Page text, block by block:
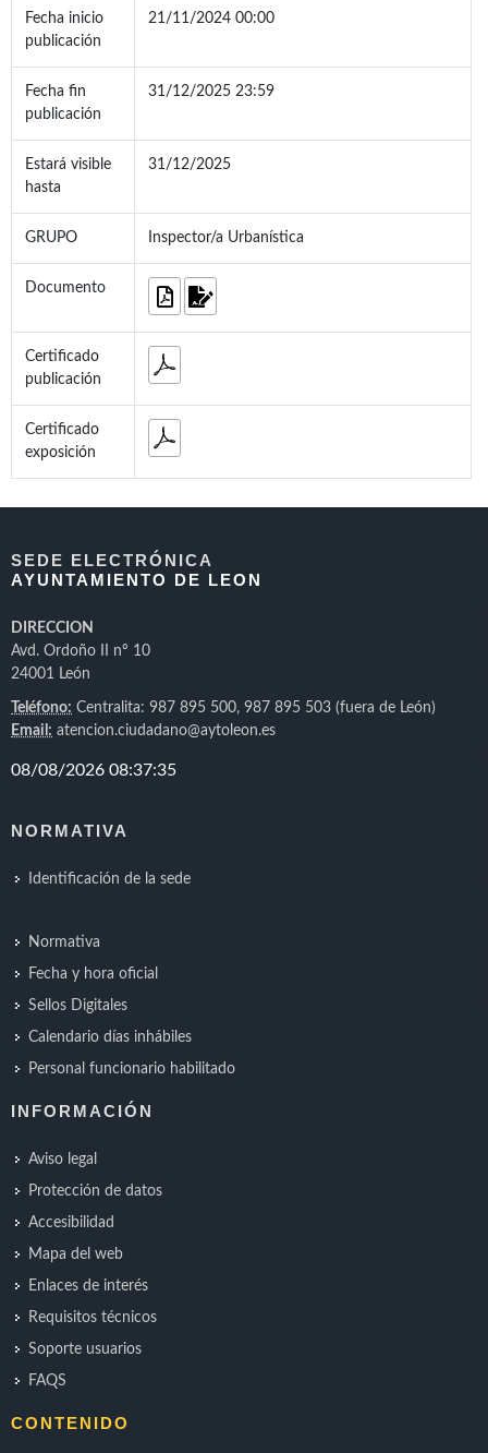
Fecha inicio
publicación
21/11/2024 00:00
Fecha fin
publicación
31/12/2025 23:59
Estará visible
hasta
31/12/2025
GRUPO Inspector/a Urbanística
Documento
Certificado
publicación
Certificado
exposición
SEDE ELECTRÓNICA
AYUNTAMIENTO DE LEON
DIRECCION
Avd. Ordoño II nº 10
24001 León
Teléfono: Centralita: 987 895 500, 987 895 503 (fuera de León)
Email: atencion.ciudadano@aytoleon.es
NORMATIVA
Identificación de la sede
Normativa
Fecha y hora oficial
Sellos Digitales
Calendario días inhábiles
Personal funcionario habilitado
INFORMACIÓN
Aviso legal
Protección de datos
Accesibilidad
Mapa del web
Enlaces de interés
Requisitos técnicos
Soporte usuarios
FAQS
CONTENIDO